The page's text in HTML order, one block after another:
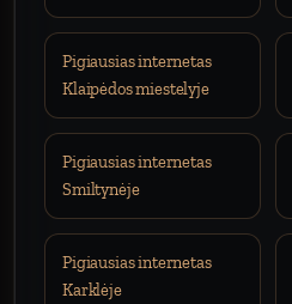
Pigiausias internetas
Klaipėdos miestelyje
Pigiausias internetas
Smiltynėje
Pigiausias internetas
Karklėje